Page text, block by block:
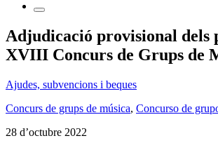
Adjudicació provisional dels
XVIII Concurs de Grups de
Ajudes, subvencions i beques
Concurs de grups de música, Concurso de
28 d’octubre 2022